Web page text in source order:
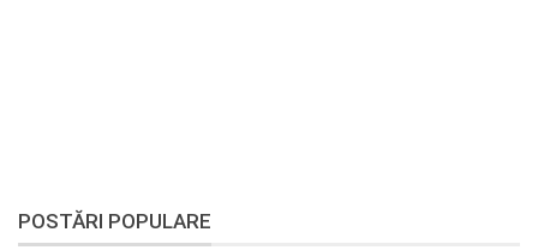
POSTĂRI POPULARE